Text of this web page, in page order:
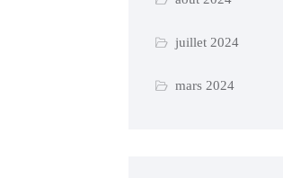
juillet 2024
mars 2024